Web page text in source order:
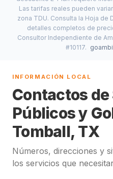
Las tarifas reales pueden
zona TDU. Consulta la Hoja de
detalles completos de
Consultor Independiente de
#10117.
INFORMACIÓN LOCAL
Contactos
Públicos y
Tomball, TX
Números, direcciones y
los servicios que